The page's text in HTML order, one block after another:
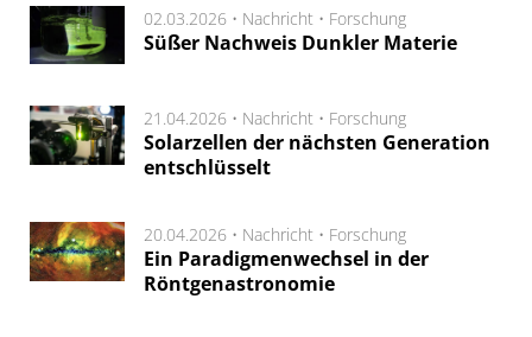
02.03.2026 • Nachricht • Forschung
Süßer Nachweis Dunkler Materie
21.04.2026 • Nachricht • Forschung
Solarzellen der nächsten Generation
entschlüsselt
20.04.2026 • Nachricht • Forschung
Ein Paradigmenwechsel in der
Röntgenastronomie